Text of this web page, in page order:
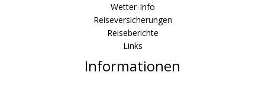
Wetter-Info
Reiseversicherungen
Reiseberichte
Links
Informationen